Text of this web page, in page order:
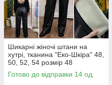
Шикарні жіночі штани на
хутрі, тканина "Еко-Шкіра" 48,
50, 52, 54 розмір 48
Готово до відправки 14 од.